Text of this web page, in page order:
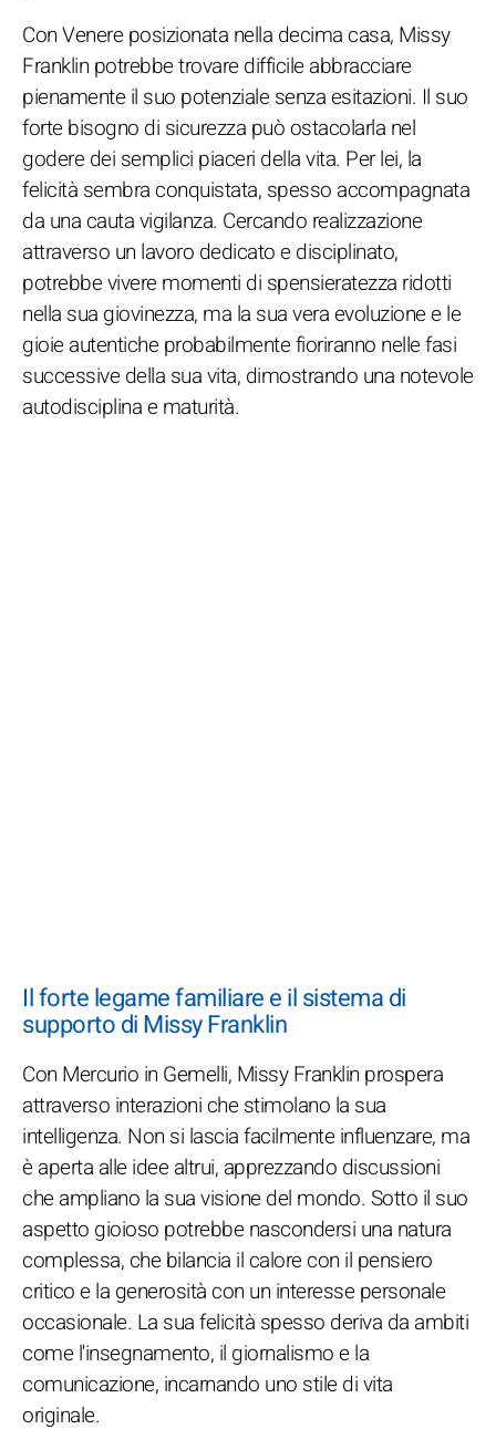
Con Venere posizionata nella decima casa, Missy
Franklin potrebbe trovare difficile abbracciare
pienamente il suo potenziale senza esitazioni. Il suo
forte bisogno di sicurezza può ostacolarla nel
godere dei semplici piaceri della vita. Per lei, la
felicità sembra conquistata, spesso accompagnata
da una cauta vigilanza. Cercando realizzazione
attraverso un lavoro dedicato e disciplinato,
potrebbe vivere momenti di spensieratezza ridotti
nella sua giovinezza, ma la sua vera evoluzione e le
gioie autentiche probabilmente fioriranno nelle fasi
successive della sua vita, dimostrando una notevole
autodisciplina e maturità.
Il forte legame familiare e il sistema di
supporto di Missy Franklin
Con Mercurio in Gemelli, Missy Franklin prospera
attraverso interazioni che stimolano la sua
intelligenza. Non si lascia facilmente influenzare, ma
è aperta alle idee altrui, apprezzando discussioni
che ampliano la sua visione del mondo. Sotto il suo
aspetto gioioso potrebbe nascondersi una natura
complessa, che bilancia il calore con il pensiero
critico e la generosità con un interesse personale
occasionale. La sua felicità spesso deriva da ambiti
come l'insegnamento, il giornalismo e la
comunicazione, incarnando uno stile di vita
originale.